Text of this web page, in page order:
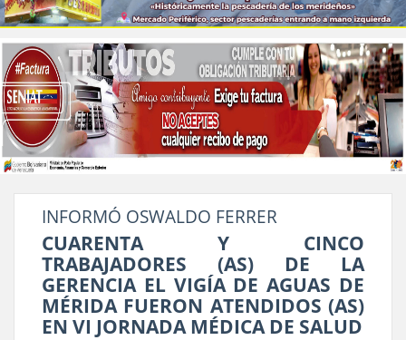
INFORMÓ OSWALDO FERRER
CUARENTA Y CINCO
TRABAJADORES (AS) DE LA
GERENCIA EL VIGÍA DE AGUAS DE
MÉRIDA FUERON ATENDIDOS (AS)
EN VI JORNADA MÉDICA DE SALUD